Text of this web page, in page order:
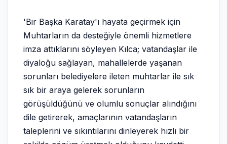
'Bir Başka Karatay'ı hayata geçirmek için
Muhtarların da desteğiyle önemli hizmetlere
imza attıklarını söyleyen Kılca; vatandaşlar ile
diyaloğu sağlayan, mahallelerde yaşanan
sorunları belediyelere ileten muhtarlar ile sık
sık bir araya gelerek sorunların
görüşüldüğünü ve olumlu sonuçlar alındığını
dile getirerek, amaçlarının vatandaşların
taleplerini ve sıkıntılarını dinleyerek hızlı bir